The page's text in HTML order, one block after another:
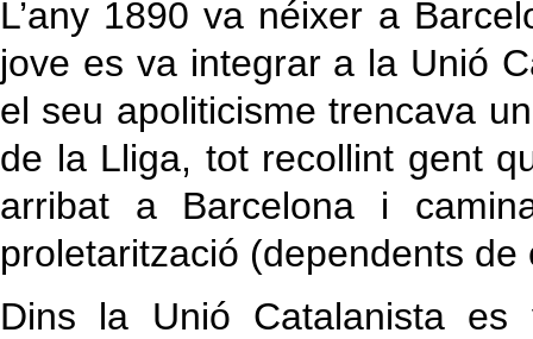
L’any 1890 va néixer a
jove es va integrar a la Unió
el seu apoliticisme trencava
de la Lliga, tot recollint gent
arribat a Barcelona i
proletarització (dependents de
Dins la Unió Catalanista